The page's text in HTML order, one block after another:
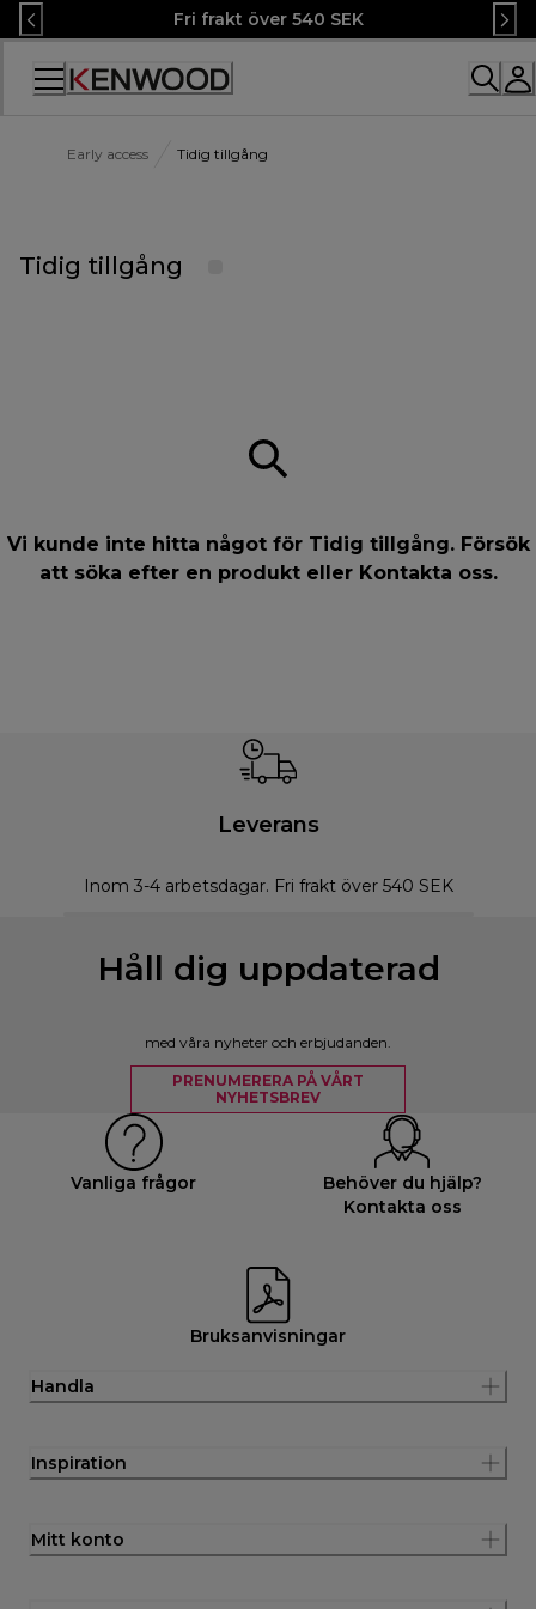
Skip
to
Content
Fri frakt över 540 SEK
Accessibility
Early access Tidig tillgång
Tidig tillgång
Vi kunde inte hitta något för Tidig tillgång. Försök
att söka efter en produkt eller Kontakta oss.
Leverans
Inom 3-4 arbetsdagar. Fri frakt över 540 SEK
Håll dig uppdaterad
med våra nyheter och erbjudanden.
PRENUMERERA PÅ VÅRT
NYHETSBREV
Vanliga frågor
Behöver du hjälp?
Kontakta oss
Bruksanvisningar
Handla
Inspiration
Mitt konto